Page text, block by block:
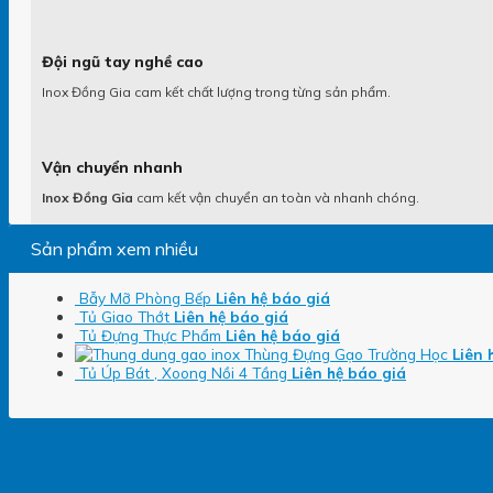
Đội ngũ tay nghề cao
Inox Đồng Gia cam kết chất lượng trong từng sản phẩm.
Vận chuyển nhanh
Inox Đồng Gia cam kết vận chuyển an toàn và nhanh chóng.
Sản phẩm xem nhiều
Bẫy Mỡ Phòng Bếp Liên hệ báo giá
Tủ Giao Thớt Liên hệ báo giá
Tủ Đựng Thực Phẩm Liên hệ báo giá
Thùng Đựng Gạo Trường Học Liên
Tủ Úp Bát , Xoong Nồi 4 Tầng Liên hệ báo giá